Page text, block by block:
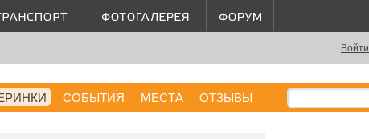
Войти
СОБЫТИЯ МЕСТА ОТЗЫВЫ